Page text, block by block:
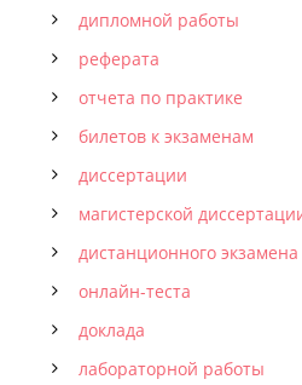
дипломной работы
реферата
отчета по практике
билетов к экзаменам
диссертации
магистерской
дистанционного экзамена
онлайн-теста
доклада
лабораторной работы